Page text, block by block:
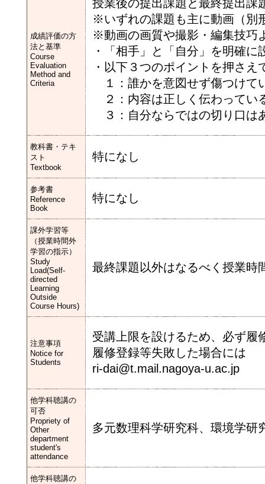
成績評価の方
法と基準
Course
Evaluation
Method and
Criteria
授業後の提出課題と最終提出課
※いずれの課題も主に動画（別
※動画の画質や撮影・編集技巧
・「相手」と「自分」を明確に
・以下３つのポイントを押さえ
１：誰かを意図せず傷つけて
２：内容は正しく伝わってい
３：自分ならではの切り口は
教科書・テキ
スト
Textbook
特になし
参考書
Reference
Book
特になし
課外学習等
（授業時間外
学習の指示）
Study
Load(Self-
directed
Learning
Outside
Course Hours)
最終課題以外はなるべく授業時
注意事項
Notice for
Students
受講上限を設けるため、必ず履
履修登録等失敗した場合には
ri-dai@t.mail.nagoya-u.ac.jp
他学科聴講の
可否
Propriety of
Other
department
student's
attendance
多元数理科学研究科、環境学研
他学科聴講の